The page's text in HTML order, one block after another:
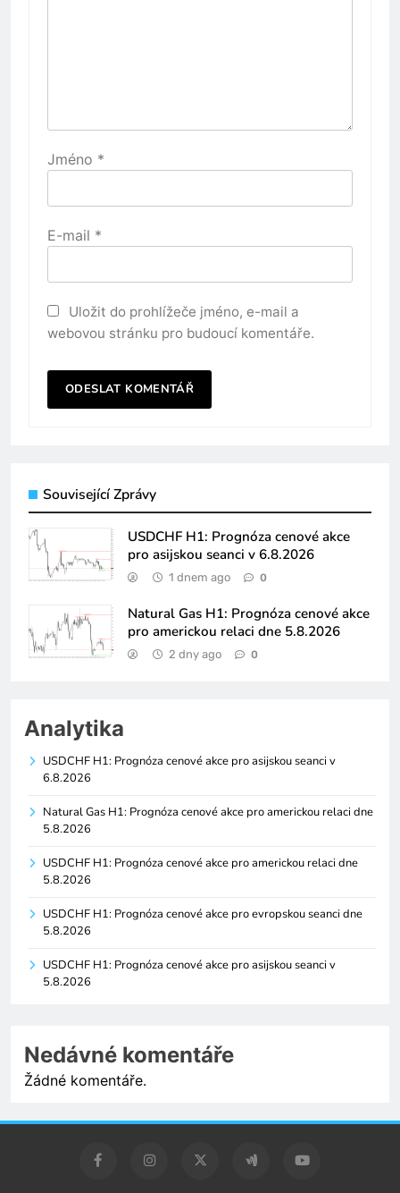
Jméno *
E-mail *
Uložit do prohlížeče jméno, e-mail a
webovou stránku pro budoucí komentáře.
Související Zprávy
USDCHF H1: Prognóza cenové akce
pro asijskou seanci v 6.8.2026
1 dnem ago 0
Natural Gas H1: Prognóza cenové akce
pro americkou relaci dne 5.8.2026
2 dny ago 0
Analytika
USDCHF H1: Prognóza cenové akce pro asijskou seanci v
6.8.2026
Natural Gas H1: Prognóza cenové akce pro americkou relaci dne
5.8.2026
USDCHF H1: Prognóza cenové akce pro americkou relaci dne
5.8.2026
USDCHF H1: Prognóza cenové akce pro evropskou seanci dne
5.8.2026
USDCHF H1: Prognóza cenové akce pro asijskou seanci v
5.8.2026
Nedávné komentáře
Žádné komentáře.